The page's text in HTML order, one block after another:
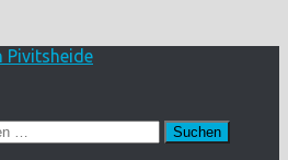
Pivitsheide